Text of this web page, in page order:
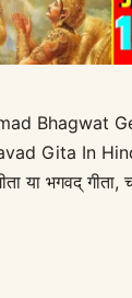
Bhagwat
Gita In
या भगवद्